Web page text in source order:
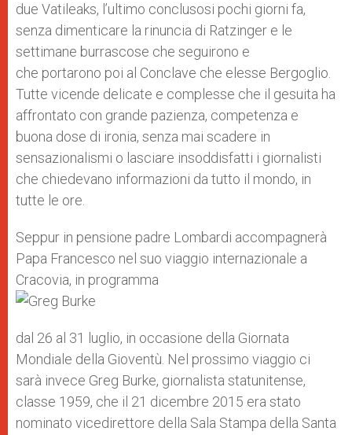
due Vatileaks, l’ultimo conclusosi pochi giorni fa,
senza dimenticare la rinuncia di Ratzinger e le
settimane burrascose che seguirono e
che portarono poi al Conclave che elesse Bergoglio.
Tutte vicende delicate e complesse che il gesuita ha
affrontato con grande pazienza, competenza e
buona dose di ironia, senza mai scadere in
sensazionalismi o lasciare insoddisfatti i giornalisti
che chiedevano informazioni da tutto il mondo, in
tutte le ore.
Seppur in pensione padre Lombardi accompagnerà
Papa Francesco nel suo viaggio internazionale a
Cracovia, in programma
dal 26 al 31 luglio, in occasione della Giornata
Mondiale della Gioventù. Nel prossimo viaggio ci
sarà invece Greg Burke, giornalista statunitense,
classe 1959, che il 21 dicembre 2015 era stato
nominato vicedirettore della Sala Stampa della Santa